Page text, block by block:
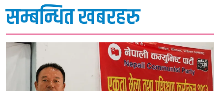
सम्बन्धित खबरहरु